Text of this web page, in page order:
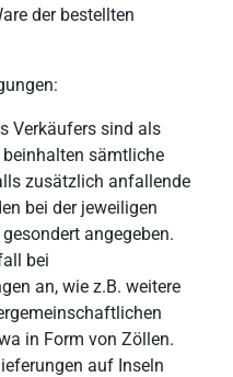
der bestellten
Verkäufers sind als
beinhalten sämtliche
zusätzlich anfallende
bei der jeweiligen
angegeben.
bei
an, wie z.B. weitere
in Form von Zöllen.
auf Inseln